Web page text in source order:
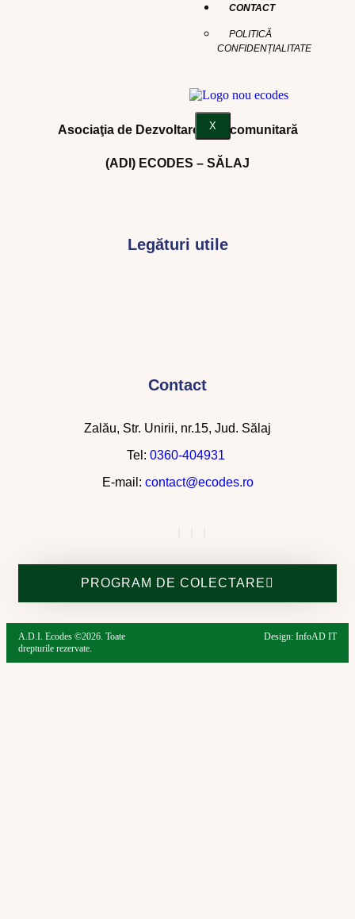
CONTACT
POLITICĂ
CONFIDENȚIALITATE
X
Asociaţia de Dezvoltare Intercomunitară
(ADI) ECODES – SĂLAJ
Legături utile
Contact
Zalău, Str. Unirii, nr.15, Jud. Sălaj
Tel: 0360-404931
E-mail: contact@ecodes.ro
PROGRAM DE COLECTARE
A.D.I. Ecodes ©2026. Toate
drepturile rezervate.
Design: InfoAD IT